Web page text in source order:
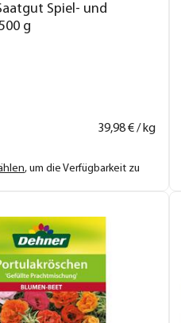
Spiel- und
g
39,98€ / kg
, um die Verfügbarkeit zu